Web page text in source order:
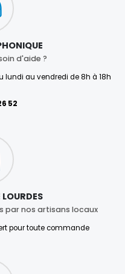
d'aide ?
lundi au vendredi de 8h à 18h
52
par nos artisans locaux
pour toute commande